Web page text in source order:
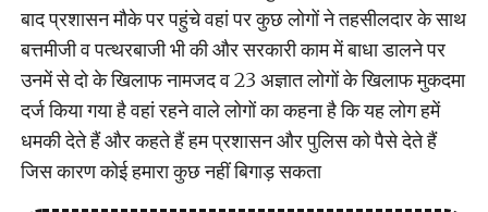
बाद प्रशासन मौके पर पहुंचे वहां पर कुछ लोगों ने तहसीलदार के साथ
बत्तमीजी व पत्थरबाजी भी की और सरकारी काम में बाधा डालने पर
उनमें से दो के खिलाफ नामजद व 23 अज्ञात लोगों के खिलाफ मुकदमा
दर्ज किया गया है वहां रहने वाले लोगों का कहना है कि यह लोग हमें
धमकी देते हैं और कहते हैं हम प्रशासन और पुलिस को पैसे देते हैं
जिस कारण कोई हमारा कुछ नहीं बिगाड़ सकता